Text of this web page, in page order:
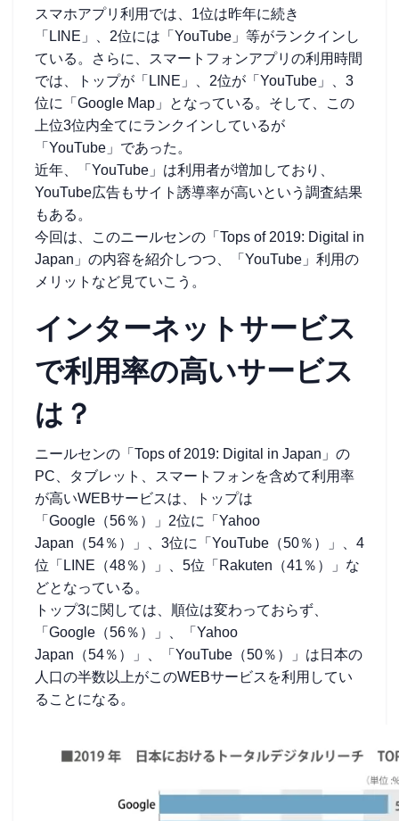
スマホアプリ利用では、1位は昨年に続き
「LINE」、2位には「YouTube」等がランクインし
ている。さらに、スマートフォンアプリの利用時間
では、トップが「LINE」、2位が「YouTube」、3
位に「Google Map」となっている。そして、この
上位3位内全てにランクインしているが
「YouTube」であった。
近年、「YouTube」は利用者が増加しており、
YouTube広告もサイト誘導率が高いという調査結果
もある。
今回は、このニールセンの「Tops of 2019: Digital in
Japan」の内容を紹介しつつ、「YouTube」利用の
メリットなど見ていこう。
インターネットサービス
で利用率の高いサービス
は？
ニールセンの「Tops of 2019: Digital in Japan」の
PC、タブレット、スマートフォンを含めて利用率
が高いWEBサービスは、トップは
「Google（56％）」2位に「Yahoo
Japan（54％）」、3位に「YouTube（50％）」、4
位「LINE（48％）」、5位「Rakuten（41％）」な
どとなっている。
トップ3に関しては、順位は変わっておらず、
「Google（56％）」、「Yahoo
Japan（54％）」、「YouTube（50％）」は日本の
人口の半数以上がこのWEBサービスを利用してい
ることになる。